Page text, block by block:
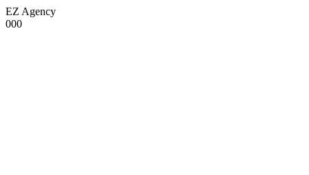
EZ Agency
000